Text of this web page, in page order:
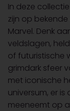
In deze
zijn op
Marvel. Denk
veldslagen,
of futuristische
grimdark sfeer
met iconische
universum, er
meeneemt op